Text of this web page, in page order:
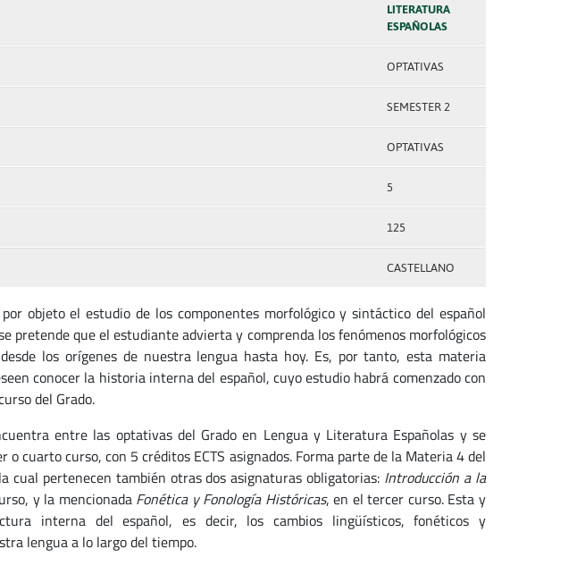
LITERATURA
ESPAÑOLAS
OPTATIVAS
SEMESTER 2
OPTATIVAS
5
125
CASTELLANO
objeto el estudio de los componentes morfológico y sintáctico del español
pretende que el estudiante advierta y comprenda los fenómenos morfológicos
los orígenes de nuestra lengua hasta hoy. Es, por tanto, esta materia
conocer la historia interna del español, cuyo estudio habrá comenzado con
del Grado.
entre las optativas del Grado en Lengua y Literatura Españolas y se
cuarto curso, con 5 créditos ECTS asignados. Forma parte de la Materia 4 del
cual pertenecen también otras dos asignaturas obligatorias: Introducción a la
y la mencionada Fonética y Fonología Históricas, en el tercer curso. Esta y
interna del español, es decir, los cambios lingüísticos, fonéticos y
lengua a lo largo del tiempo.